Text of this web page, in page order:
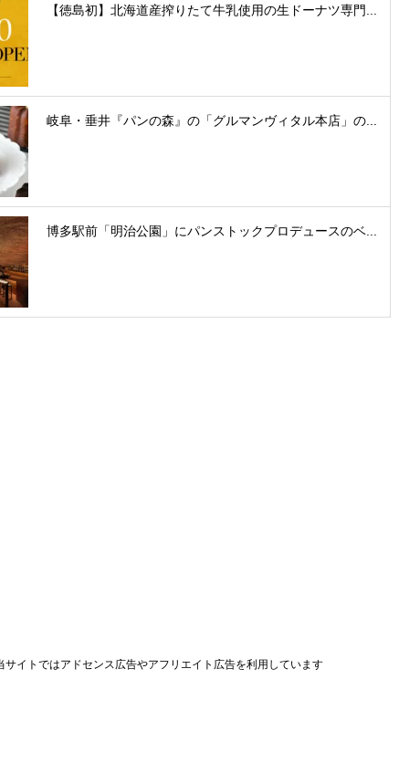
【徳島初】北海道産搾りたて牛乳使用の生ドーナツ専門...
岐阜・垂井『パンの森』の「グルマンヴィタル本店」の...
博多駅前「明治公園」にパンストックプロデュースのベ...
サイトではアドセンス広告やアフリエイト広告を利用しています